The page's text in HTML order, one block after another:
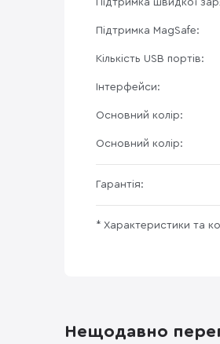
Підтримка швидкої
Підтримка MagSafe:
Кількість USB портів:
Інтерфейси:
Основний колір:
Основний колір:
Гарантія:
* Характеристики та
Нещодавно